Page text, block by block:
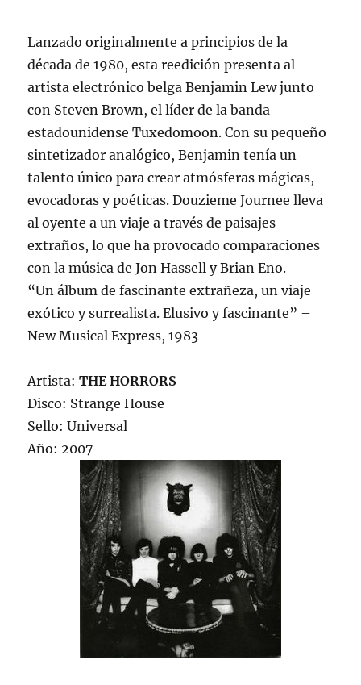
Lanzado originalmente a principios de la
década de 1980, esta reedición presenta al
artista electrónico belga Benjamin Lew junto
con Steven Brown, el líder de la banda
estadounidense Tuxedomoon. Con su pequeño
sintetizador analógico, Benjamin tenía un
talento único para crear atmósferas mágicas,
evocadoras y poéticas. Douzieme Journee lleva
al oyente a un viaje a través de paisajes
extraños, lo que ha provocado comparaciones
con la música de Jon Hassell y Brian Eno.
“Un álbum de fascinante extrañeza, un viaje
exótico y surrealista. Elusivo y fascinante” –
New Musical Express, 1983
Artista:THE HORRORS
Disco: Strange House
Sello: Universal
Año: 2007